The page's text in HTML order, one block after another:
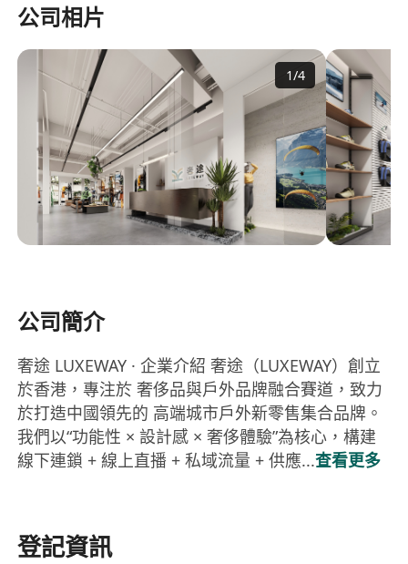
公司相片
1/4
公司簡介
奢途 LUXEWAY · 企業介紹 奢途（LUXEWAY）創立
於香港，專注於 奢侈品與戶外品牌融合賽道，致力
於打造中國領先的 高端城市戶外新零售集合品牌。
我們以“功能性 × 設計感 × 奢侈體驗”為核心，構建
線下連鎖 + 線上直播 + 私域流量 + 供應...查看更多
登記資訊